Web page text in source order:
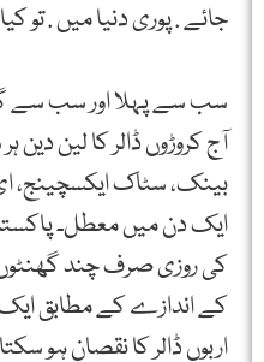
جائے . پوری دنیا میں . تو
سب سے پہلا اور سب سے
آج کروڑوں ڈالر کا لین دین
بینک، سٹاک
ایک دن میں معطل۔
کی روزی صرف چند
کے اندازے کے مطابق
اربوں ڈالر کا نقصان ہو